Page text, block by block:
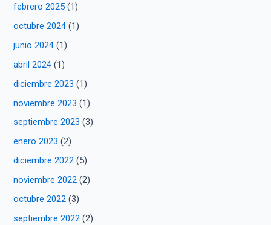
febrero 2025 (1)
octubre 2024 (1)
junio 2024 (1)
abril 2024 (1)
diciembre 2023 (1)
noviembre 2023 (1)
septiembre 2023 (3)
enero 2023 (2)
diciembre 2022 (5)
noviembre 2022 (2)
octubre 2022 (3)
septiembre 2022 (2)